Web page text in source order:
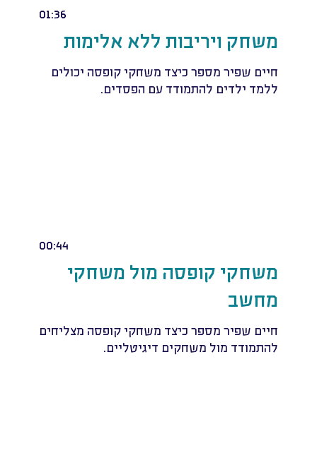
01:36
משחק ויריבות ללא אלימות
חיים שפיר מספר כיצד משחקי קופסה יכולים
ללמד ילדים להתמודד עם הפסדים.
00:44
משחקי קופסה מול משחקי
מחשב
חיים שפיר מספר כיצד משחקי קופסה מצליחים
להתמודד מול משחקים דיגיטליים.